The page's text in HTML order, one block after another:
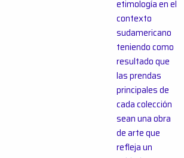
etimología en el
contexto
sudamericano
teniendo como
resultado que
las prendas
principales de
cada colección
sean una obra
de arte que
refleja un